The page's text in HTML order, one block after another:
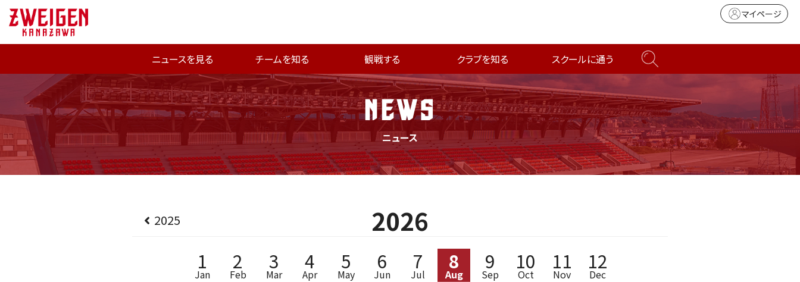
マイページ
ニュースを見る チームを知る 観戦する クラブを知る スクールに通う
NEWS
ニュース
2025 2026
1
Jan
2
Feb
3
Mar
4
Apr
5
May
6
Jun
7
Jul
8
Aug
9
Sep
10
Oct
11
Nov
12
Dec